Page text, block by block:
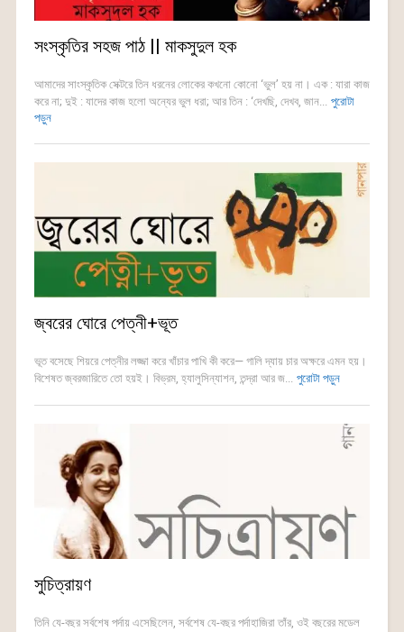
সংস্কৃতির সহজ পাঠ || মাকসুদুল হক
আমাদের সাংস্কৃতিক সেক্টরে তিন ধরনের লোকের কখনো কোনো ‘ভুল’ হয় না। এক : যারা কাজ
করে না; দুই : যাদের কাজ হলো অন্যের ভুল ধরা; আর তিন : ‘দেখছি, দেখব, জান... পুরোটা
পড়ুন
জ্বরের ঘোরে পেত্নী+ভূত
ভূত বসেছে শিয়রে পেত্নীর লজ্জা করে খাঁচার পাখি কী করে— গালি দ্যায় চার অক্ষরে এমন হয়।
বিশেষত জ্বরজারিতে তো হয়ই। বিভ্রম, হ্যালুসিন্যাশন, তন্দ্রা আর জ... পুরোটা পড়ুন
সুচিত্রায়ণ
তিনি যে-বছর সর্বশেষ পর্দায় এসেছিলেন, সর্বশেষ যে-বছর পর্দাহাজিরা তাঁর, ওই বছরের মডেল